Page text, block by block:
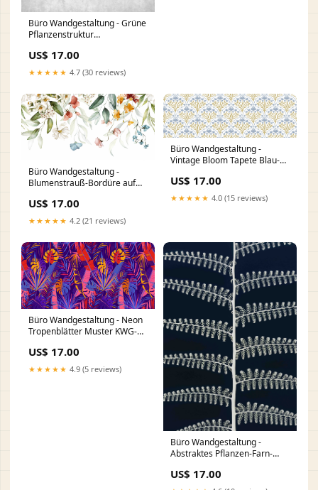
Büro Wandgestaltung - Grüne
Pflanzenstruktur
US$ 17.00
★★★★★ 4.7 (30 reviews)
Büro Wandgestaltung -
Blumenstrauß-Bordüre auf
US$ 17.00
★★★★★ 4.2 (21 reviews)
Büro Wandgestaltung -
Vintage Bloom Tapete Blau-
US$ 17.00
★★★★★ 4.0 (15 reviews)
Büro Wandgestaltung - Neon
Tropenblätter Muster KWG-
US$ 17.00
★★★★★ 4.9 (5 reviews)
Büro Wandgestaltung -
Abstraktes Pflanzen-Farn-
US$ 17.00